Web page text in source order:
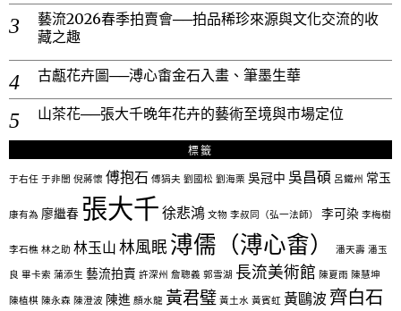
藝流2026春季拍賣會──拍品稀珍來源與文化交流的收
藏之趣
古甗花卉圖──溥心畬金石入畫、筆墨生華
山茶花──張大千晚年花卉的藝術至境與市場定位
標籤
于右任于非闇 倪蔣懷 傅抱石 傅狷夫 劉國松 劉海栗 吳冠中 吳昌碩 呂鐵州 常玉
康有為 廖繼春 張大千徐悲鴻文物 李叔同（弘一法師） 李可染李梅樹
李石樵林之助 林玉山林風眠溥儒（溥心畬） 潘天壽潘玉
良 畢卡索 蒲添生 藝流拍賣 許深州 詹聰義 郭雪湖 長流美術館 陳夏雨 陳慧坤
陳植棋陳永森 陳澄波 陳進 顏水龍 黃君璧黃土水 黃賓虹 黃鷗波 齊白石